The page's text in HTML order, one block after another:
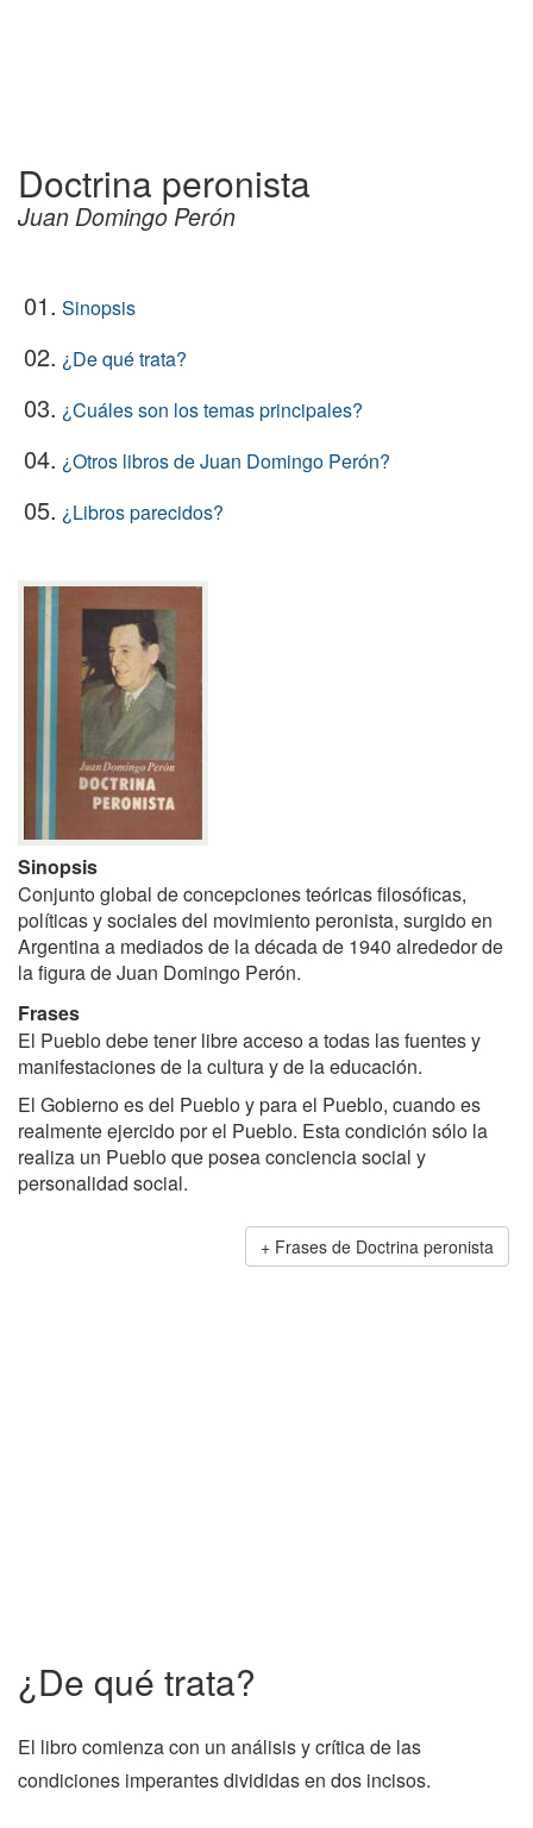
Doctrina peronista
Juan Domingo Perón
01. Sinopsis
02. ¿De qué trata?
03. ¿Cuáles son los temas principales?
04. ¿Otros libros de Juan Domingo Perón?
05. ¿Libros parecidos?
Sinopsis
Conjunto global de concepciones teóricas filosóficas,
políticas y sociales del movimiento peronista, surgido en
Argentina a mediados de la década de 1940 alrededor de
la figura de Juan Domingo Perón.
Frases
El Pueblo debe tener libre acceso a todas las fuentes y
manifestaciones de la cultura y de la educación.
El Gobierno es del Pueblo y para el Pueblo, cuando es
realmente ejercido por el Pueblo. Esta condición sólo la
realiza un Pueblo que posea conciencia social y
personalidad social.
Frases de Doctrina peronista
¿De qué trata?
El libro comienza con un análisis y crítica de las
condiciones imperantes divididas en dos incisos.